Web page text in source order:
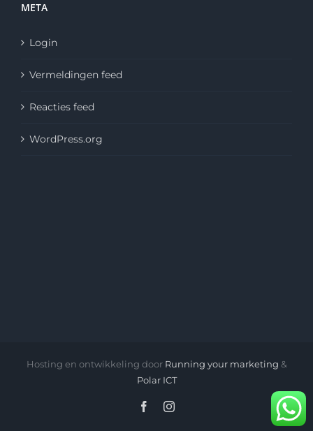
META
Login
Vermeldingen feed
Reacties feed
WordPress.org
Hosting en ontwikkeling door Running your marketing &
Polar ICT
FacebookInstagram